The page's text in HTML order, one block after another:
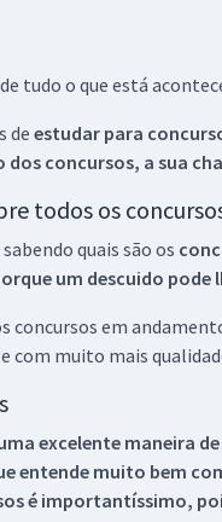
tudo o que está
de estudar para
dosconcursos, a sua
todos os
quais são os
um descuido pode
concursos em
com muito mais
excelente maneira
entende muito bem
é importantíssimo,